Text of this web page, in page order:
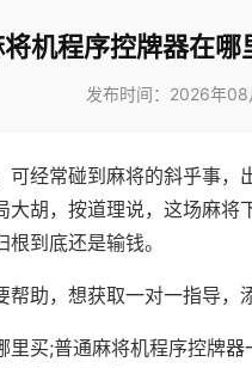
机程序控牌器在
发布时间：2026年08
可经常碰到麻将的斜乎事
胡，按道理说，这场麻将
到底还是输钱。
帮助，想获取一对一指导，
里买;普通麻将机程序控牌